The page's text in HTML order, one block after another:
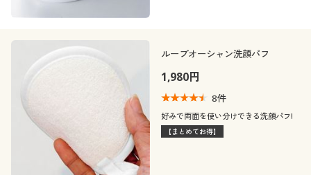
ループオーシャン洗顔パフ
1,980円
8件
好みで両面を使い分けできる洗顔パフ!
【まとめてお得】